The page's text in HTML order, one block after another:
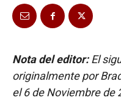
Nota del editor:El
originalmente por
el 6 de Noviembre de